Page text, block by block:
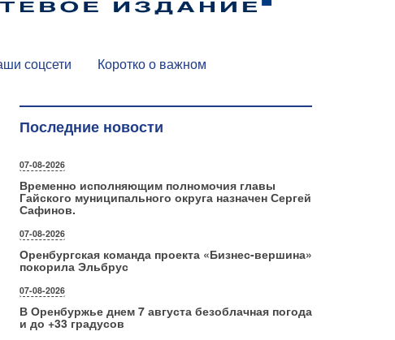
соцсети Коротко о важном
Последние новости
07-08-2026
Временно исполняющим полномочия главы
Гайского муниципального округа назначен Сергей
Сафинов.
07-08-2026
Оренбургская команда проекта «Бизнес‑вершина»
покорила Эльбрус
07-08-2026
В Оренбуржье днем 7 августа безоблачная погода
и до +33 градусов